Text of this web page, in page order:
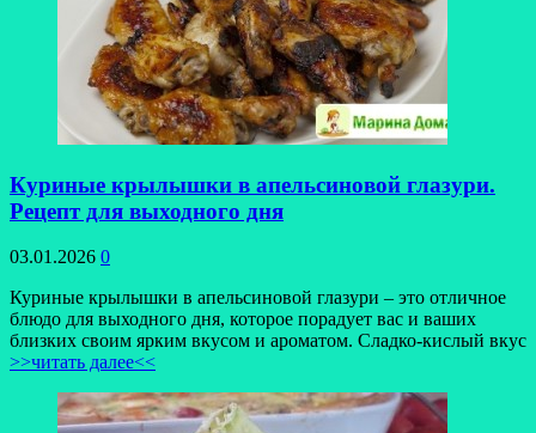
Куриные крылышки в апельсиновой глазури.
Рецепт для выходного дня
03.01.2026 0
Куриные крылышки в апельсиновой глазури – это отличное
блюдо для выходного дня, которое порадует вас и ваших
близких своим ярким вкусом и ароматом. Сладко-кислый вкус
>>читать далее<<